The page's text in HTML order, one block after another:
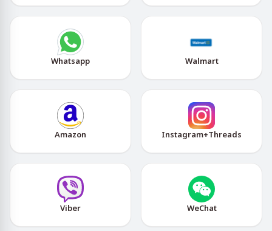
Whatsapp Walmart
Amazon Instagram+Threads
Viber WeChat